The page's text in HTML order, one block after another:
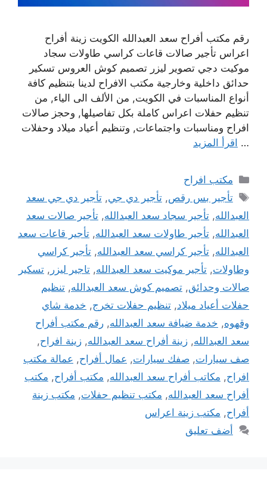
رقم مكتب أفراح سعد العبدالله الكويت زينة أفراح
اعراس تأجير صالات قاعات كراسي طاولات سجاد
موكيت دجي تصوير ليزر تصميم كوش العروس تسكير
حدائق داخلية وخارجية مكتب الافراح لدينا بتنظيم كافة
أنواع المناسبات في الكويت, من الألف الى الياء, من
تنظيم حفلات اعراس كاملة بكل تفاصيلها, وحجز صالات
افراح ومناسبات واجتماعات, وتنظيم أعياد ميلاد وحفلات
… اقرأ المزيد
التصنيفات
مكتب افراح
الوسوم
تأجير بس رقص,تأجير دي جي,تأجير دي جي سعد
العبدالله, تأجير سجاد سعد العبدالله, تأجير صالات سعد
العبدالله, تأجير طاولات سعد العبدالله, تأجير قاعات سعد
العبدالله, تأجير كراسي سعد العبدالله, تأجير كراسي
وطاولات, تأجير موكيت سعد العبدالله, تاجير ليزر , تسكير
صالات وحدائق, تصميم كوش سعد العبدالله, تنظيم
حفلات أعياد ميلاد, تنظيم حفلات تخرج, خدمة شاي
وقهوه, خدمة ضيافة سعد العبدالله, رقم مكتب أفراح
سعد العبدالله, زينة أفراح سعد العبدالله, زينة افراح,
صف سيارات, صفك سيارات, عمال أفراح, عمالة مكتب
افراح, مكاتب أفراح سعد العبدالله, مكتب أفراح, مكتب
أفراح سعد العبدالله, مكتب تنظيم حفلات, مكتب زينة
أفراح, مكتب زينة اعراس
أضف تعليق